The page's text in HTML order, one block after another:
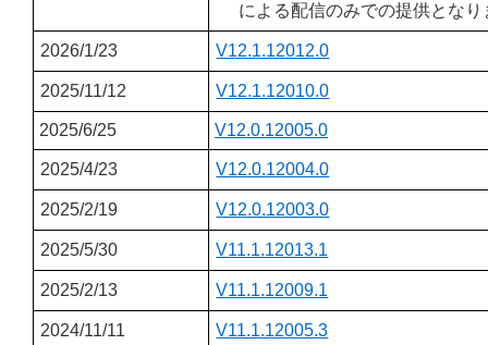
による配信のみでの提供となり
2026/1/23 V12.1.12012.0
2025/11/12 V12.1.12010.0
2025/6/25 V12.0.12005.0
2025/4/23 V12.0.12004.0
2025/2/19 V12.0.12003.0
2025/5/30 V11.1.12013.1
2025/2/13 V11.1.12009.1
2024/11/11 V11.1.12005.3